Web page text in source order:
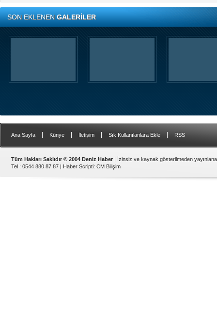
SON EKLENENGALERİLER
Ana Sayfa Künye İletişim Sık Kullanılanlara Ekle RSS
Tüm Hakları Saklıdır © 2004 Deniz Haber | İzinsiz ve kaynak gösterilmeden
Tel : 0544 880 87 87 | Haber Scripti: CM Bilişim